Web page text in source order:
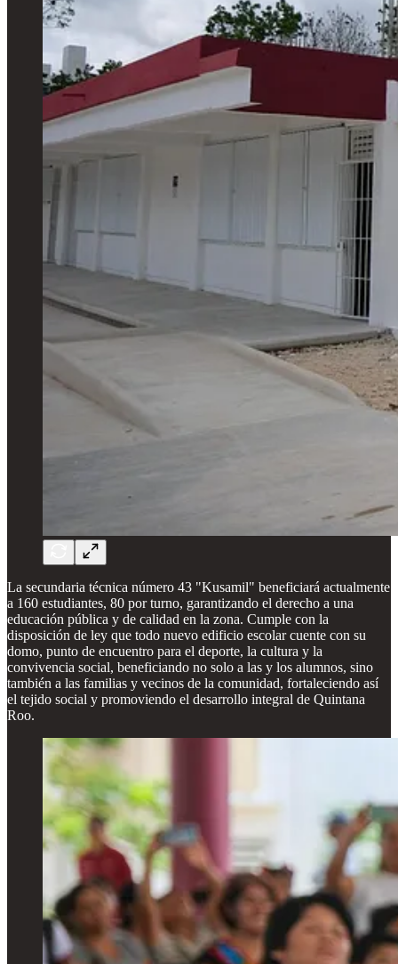
La secundaria técnica número 43 "Kusamil" beneficiará actualmente
a 160 estudiantes, 80 por turno, garantizando el derecho a una
educación pública y de calidad en la zona. Cumple con la
disposición de ley que todo nuevo edificio escolar cuente con su
domo, punto de encuentro para el deporte, la cultura y la
convivencia social, beneficiando no solo a las y los alumnos, sino
también a las familias y vecinos de la comunidad, fortaleciendo así
el tejido social y promoviendo el desarrollo integral de Quintana
Roo.